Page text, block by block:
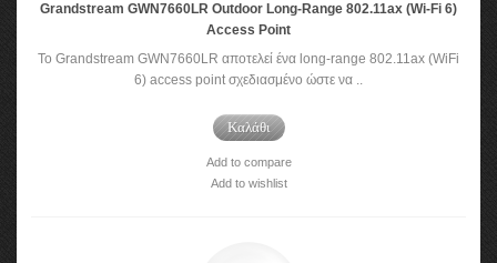
Grandstream GWN7660LR Outdoor Long-Range 802.11ax (Wi-Fi 6)
Access Point
To Grandstream GWN7660LR αποτελεί ένα long-range 802.11ax (WiFi
6) access point σχεδιασμένο ώστε να ..
Καλάθι
Add to compare
Add to wishlist